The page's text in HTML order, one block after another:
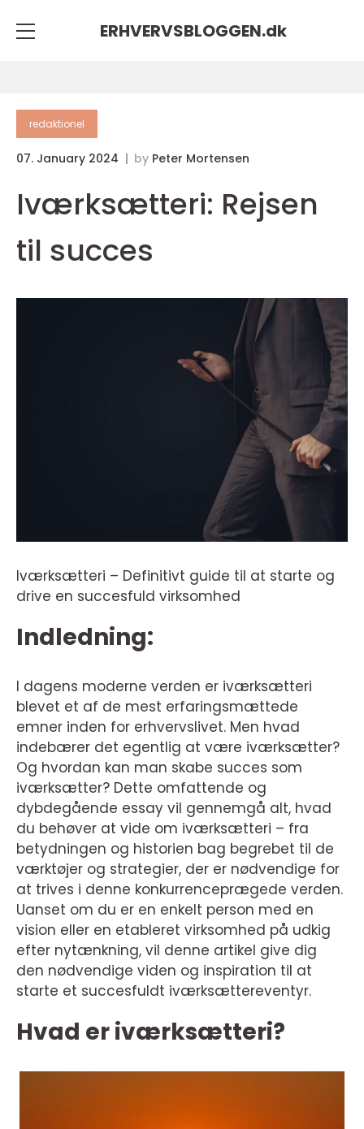
ERHVERVSBLOGGEN.dk
redaktionel
07. January 2024 by Peter Mortensen
Iværksætteri: Rejsen
til succes
Iværksætteri – Definitivt guide til at starte og
drive en succesfuld virksomhed
Indledning:
I dagens moderne verden er iværksætteri
blevet et af de mest erfaringsmættede
emner inden for erhvervslivet. Men hvad
indebærer det egentlig at være iværksætter?
Og hvordan kan man skabe succes som
iværksætter? Dette omfattende og
dybdegående essay vil gennemgå alt, hvad
du behøver at vide om iværksætteri – fra
betydningen og historien bag begrebet til de
værktøjer og strategier, der er nødvendige for
at trives i denne konkurrenceprægede verden.
Uanset om du er en enkelt person med en
vision eller en etableret virksomhed på udkig
efter nytænkning, vil denne artikel give dig
den nødvendige viden og inspiration til at
starte et succesfuldt iværksættereventyr.
Hvad er iværksætteri?